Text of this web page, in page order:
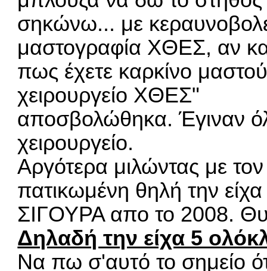
σηκώνω... με
μαστογραφία ΧΘΕΣ, αν
πως έχετε καρκίνο
χειρουργείο ΧΘΕΣ"
αποσβολώθηκα. Έγιναν
χειρουργείο.
Αργότερα μιλώντας με
πατικωμένη θηλή την είχα
ΣΙΓΟΥΡΑ απο το 2008.
Δηλαδή την είχα 5
Να πω σ'αυτό το σημείο